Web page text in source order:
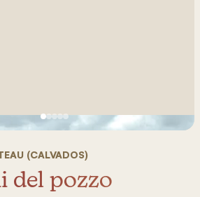
Vedi immagine 1
Vedi immagine 2
Vedi immagine 3
Vedi immagine 4
Vedi immagine 5
(CALVADOS)
del pozzo